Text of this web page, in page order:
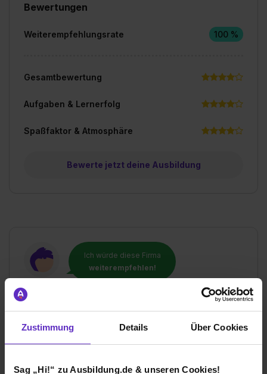
Zustimmung Details Über Cookies
Sag „Hi!“ zu Ausbildung.de & unseren Cookies!
Ich würde diese Firma
weiterempfehlen!
Wie gefällt dir die Ausbildung bei deiner
Firma?
Ich muss sagen, dass man sich seit Tag 1 gut
Bewertungen
Weiterempfehlungsrate 100 %
Gesamtbewertung
Aufgaben & Lernerfolg
Spaßfaktor & Atmosphäre
Bewerte jetzt deine Ausbildung